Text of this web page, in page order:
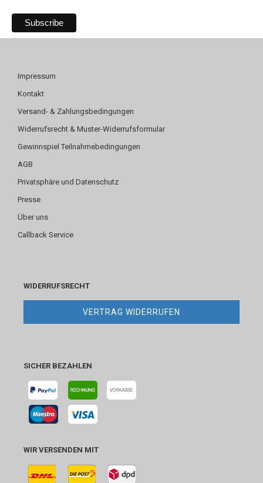
Impressum
Kontakt
Versand- & Zahlungsbedingungen
Widerrufsrecht & Muster-Widerrufsformular
Gewinnspiel Teilnahmebedingungen
AGB
Privatsphäre und Datenschutz
Presse
Über uns
Callback Service
WIDERRUFSRECHT
VERTRAG WIDERRUFEN
SICHER BEZAHLEN
WIR VERSENDEN MIT